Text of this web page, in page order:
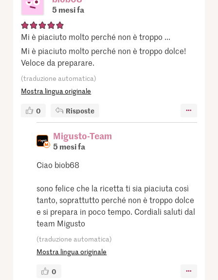
5 mesi fa
Mi è piaciuto molto perché non è troppo ...
Mi è piaciuto molto perché non è troppo dolce!
Veloce da preparare.
(traduzione automatica)
Mostra lingua originale
0 Risposte
Migusto-Team
5 mesi fa
Ciao biob68
sono felice che la ricetta ti sia piaciuta così
tanto, soprattutto perché non è troppo dolce
e si prepara in poco tempo. Cordiali saluti dal
team Migusto
(traduzione automatica)
Mostra lingua originale
0